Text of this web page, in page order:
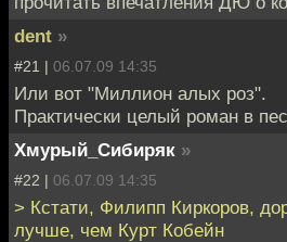
dent »
#21 | 06.07.09 14:35
Или вот "Миллион алых роз".
Практически целый роман в
Хмурый_Сибиряк »
#22 | 06.07.09 14:35
> Кстати, Филипп Киркоров,
лучше, чем Курт Кобейн